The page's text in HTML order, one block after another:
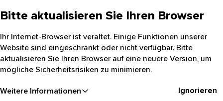
Bitte aktualisieren Sie Ihren Browser
Ihr Internet-Browser ist veraltet. Einige Funktionen unserer
Website sind eingeschränkt oder nicht verfügbar. Bitte
aktualisieren Sie Ihren Browser auf eine neuere Version, um
mögliche Sicherheitsrisiken zu minimieren.
Weitere Informationen Ignorieren